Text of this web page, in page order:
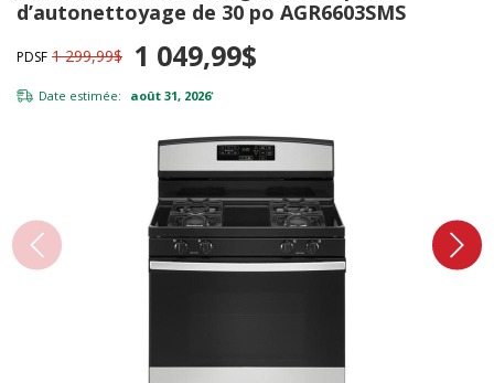
d’autonettoyage de 30 po AGR6603SMS
PDSF 1 299,99$ 1 049,99$
Date estimée: août 31, 2026*